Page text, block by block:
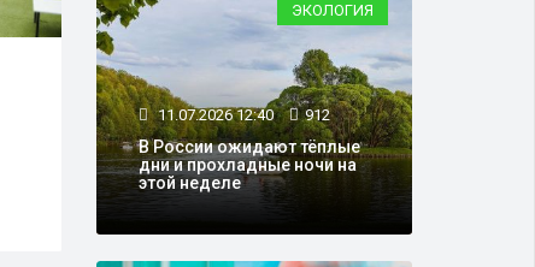
30.06.2026 15:49 20766
Еще три московские
школьницы сдали ЕГЭ на
максимальные 400
баллов
ЭКОЛОГИЯ
11.07.2026 12:40 912
В России ожидают тёплые
дни и прохладные ночи на
этой неделе